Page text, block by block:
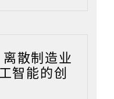
散制造业
智能的创